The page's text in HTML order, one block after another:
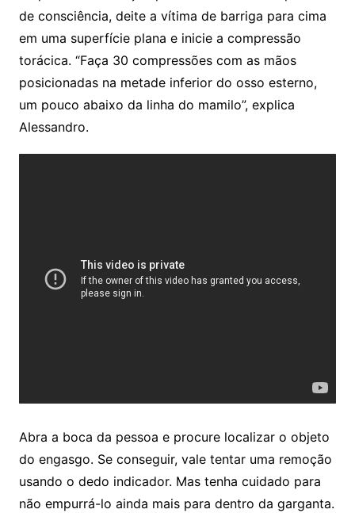
de consciência, deite a vítima de barriga para cima
em uma superfície plana e inicie a compressão
torácica. “Faça 30 compressões com as mãos
posicionadas na metade inferior do osso esterno,
um pouco abaixo da linha do mamilo”, explica
Alessandro.
Abra a boca da pessoa e procure localizar o objeto
do engasgo. Se conseguir, vale tentar uma remoção
usando o dedo indicador. Mas tenha cuidado para
não empurrá-lo ainda mais para dentro da garganta.